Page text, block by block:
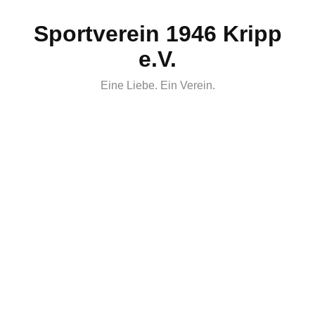
Sportverein 1946 Kripp
e.V.
Eine Liebe. Ein Verein.